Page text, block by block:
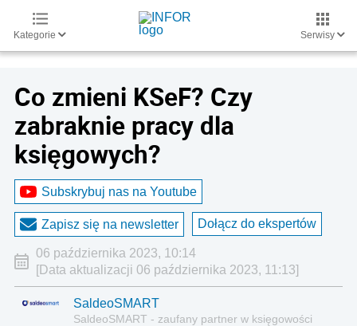
Kategorie Serwisy
Co zmieni KSeF? Czy
zabraknie pracy dla
księgowych?
Subskrybuj nas na Youtube
Zapisz się na newsletter Dołącz do ekspertów
06 października 2023, 10:14
[Data aktualizacji 06 października 2023, 11:13]
SaldeoSMART
SaldeoSMART - zaufany partner w księgowości